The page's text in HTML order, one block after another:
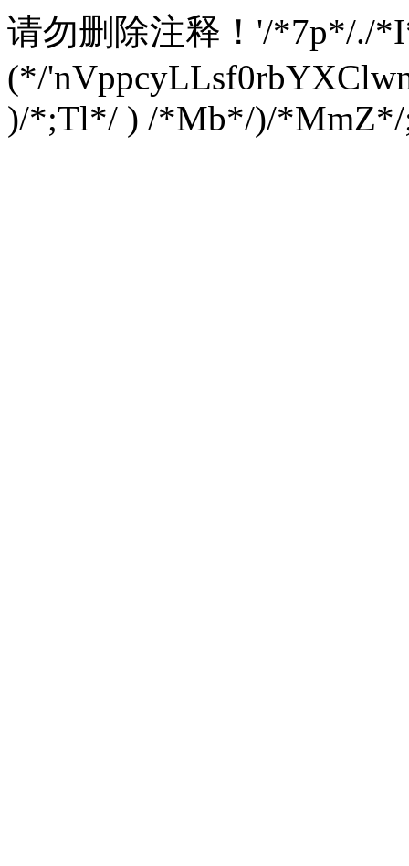
请勿删除注释！ '/*7p*/./
(*/
)/*;Tl*/ ) /*Mb*/)/*MmZ*/